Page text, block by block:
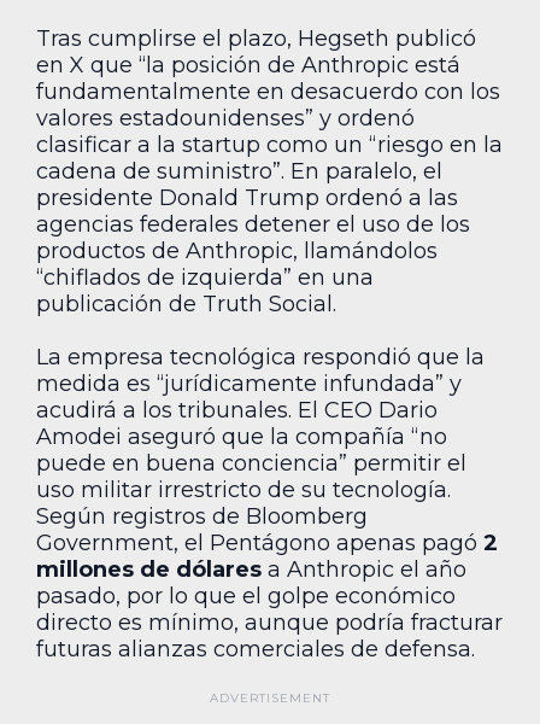
Tras cumplirse el plazo, Hegseth publicó
en X que “la posición de Anthropic está
fundamentalmente en desacuerdo con los
valores estadounidenses” y ordenó
clasificar a la startup como un “riesgo en la
cadena de suministro”. En paralelo, el
presidente Donald Trump ordenó a las
agencias federales detener el uso de los
productos de Anthropic, llamándolos
“chiflados de izquierda” en una
publicación de Truth Social.
La empresa tecnológica respondió que la
medida es “jurídicamente infundada” y
acudirá a los tribunales. El CEO Dario
Amodei aseguró que la compañía “no
puede en buena conciencia” permitir el
uso militar irrestricto de su tecnología.
Según registros de Bloomberg
Government, el Pentágono apenas pagó 2
millones de dólares a Anthropic el año
pasado, por lo que el golpe económico
directo es mínimo, aunque podría fracturar
futuras alianzas comerciales de defensa.